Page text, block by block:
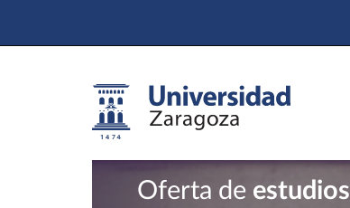
Oferta de estudios